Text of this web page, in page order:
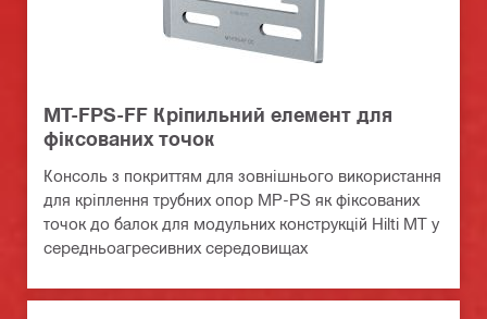
MT-FPS-FF Кріпильний елемент для
фіксованих точок
Консоль з покриттям для зовнішнього використання
для кріплення трубних опор MP-PS як фіксованих
точок до балок для модульних конструкцій Hilti MT у
середньоагресивних середовищах